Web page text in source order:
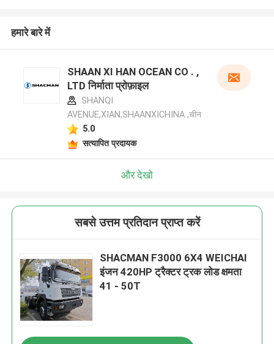
हमारे बारे में
SHAAN XI HAN OCEAN CO . ,
LTD निर्माता प्रोफ़ाइल
SHANQI
AVENUE,XIAN,SHAANXICHINA ,चीन
5.0
सत्यापित प्रदायक
और देखो
सबसे उत्तम प्रतिदान प्राप्त करें
SHACMAN F3000 6X4 WEICHAI
इंजन 420HP ट्रैक्टर ट्रक लोड क्षमता
41 - 50T